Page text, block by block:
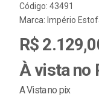
Código: 43491
Marca: Império
R$
À vista no
A Vista no pix